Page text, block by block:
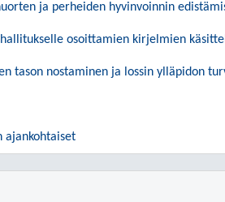
ja perheiden hyvinvoinnin
osoittamien kirjelmien
tason nostaminen ja lossin ylläpidon
ajankohtaiset